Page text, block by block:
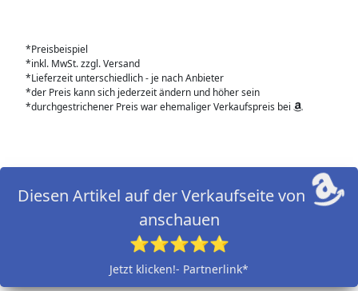
*Preisbeispiel
*inkl. MwSt. zzgl. Versand
*Lieferzeit unterschiedlich - je nach Anbieter
*der Preis kann sich jederzeit ändern und höher sein
*durchgestrichener Preis war ehemaliger Verkaufspreis bei
Diesen Artikel auf der Verkaufseite von
anschauen
⭐⭐⭐⭐⭐
Jetzt klicken!- Partnerlink*